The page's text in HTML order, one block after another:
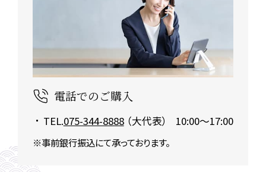
電話でのご購入
TEL.075-344-8888（大代表） 10:00～17:00
※事前銀行振込にて承っております。